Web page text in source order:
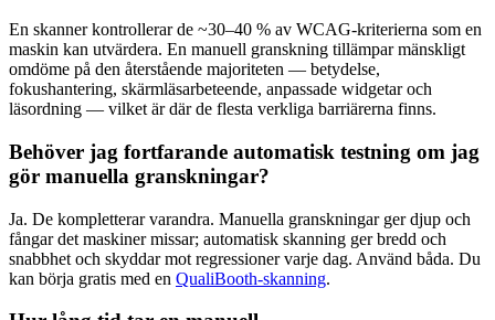
En skanner kontrollerar de ~30–40 % av WCAG-kriterierna som en
maskin kan utvärdera. En manuell granskning tillämpar mänskligt
omdöme på den återstående majoriteten — betydelse,
fokushantering, skärmläsarbeteende, anpassade widgetar och
läsordning — vilket är där de flesta verkliga barriärerna finns.
Behöver jag fortfarande automatisk testning om jag
gör manuella granskningar?
Ja. De kompletterar varandra. Manuella granskningar ger djup och
fångar det maskiner missar; automatisk skanning ger bredd och
snabbhet och skyddar mot regressioner varje dag. Använd båda. Du
kan börja gratis med en QualiBooth-skanning.